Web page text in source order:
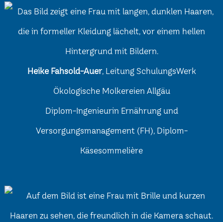
Heike Fahsold-Auer, Leitung SchulungsWerk
Ökologische Molkereien Allgäu
Diplom-Ingenieurin Ernährung und
Versorgungsmanagement (FH), Diplom-
Käsesommelière